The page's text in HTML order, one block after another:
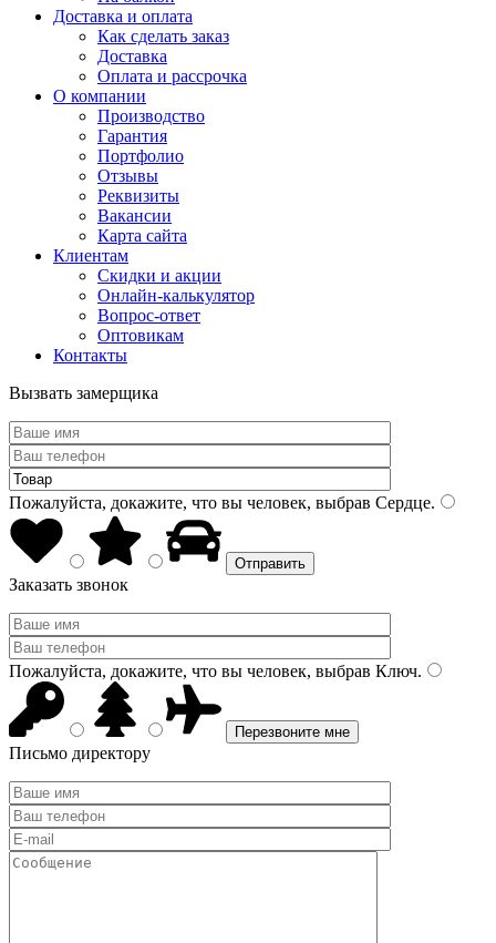
Доставка и оплата
Как сделать заказ
Доставка
Оплата и рассрочка
О компании
Производство
Гарантия
Портфолио
Отзывы
Реквизиты
Вакансии
Карта сайта
Клиентам
Скидки и акции
Онлайн-калькулятор
Вопрос-ответ
Оптовикам
Контакты
Вызвать замерщика
Пожалуйста, докажите, что вы человек, выбрав Сердце.
Заказать звонок
Пожалуйста, докажите, что вы человек, выбрав Ключ.
Письмо директору